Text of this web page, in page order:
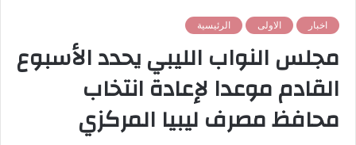
اخبار الاولى الرئيسية
مجلس النواب الليبي يحدد الأسبوع
القادم موعدا لإعادة انتخاب
محافظ مصرف ليبيا المركزي